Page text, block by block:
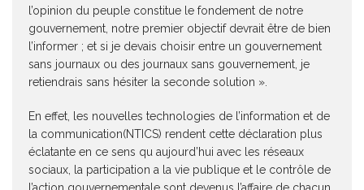
l’opinion du peuple constitue le fondement de notre
gouvernement, notre premier objectif devrait être de bien
l’informer ; et si je devais choisir entre un gouvernement
sans journaux ou des journaux sans gouvernement, je
retiendrais sans hésiter la seconde solution ».
En effet, les nouvelles technologies de l’information et de
la communication(NTICS) rendent cette déclaration plus
éclatante en ce sens qu aujourd’hui avec les réseaux
sociaux, la participation a la vie publique et le contrôle de